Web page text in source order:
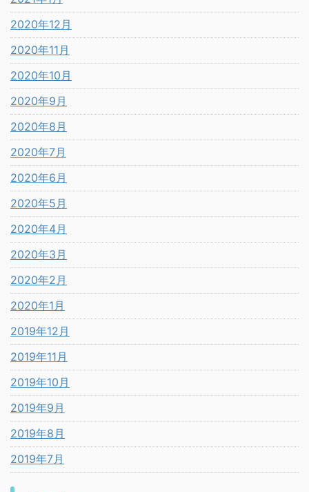
2020年12月
2020年11月
2020年10月
2020年9月
2020年8月
2020年7月
2020年6月
2020年5月
2020年4月
2020年3月
2020年2月
2020年1月
2019年12月
2019年11月
2019年10月
2019年9月
2019年8月
2019年7月